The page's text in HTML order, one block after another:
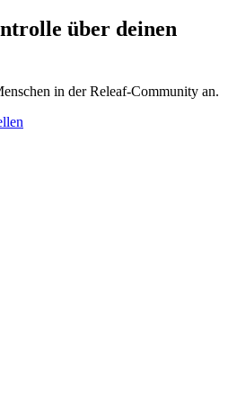
über deinen
in der Releaf-Community an.